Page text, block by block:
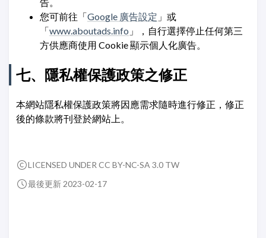
您可前往「Google 廣告設定 」或
「www.aboutads.info 」，自行選擇停止任何第三
方供應商使用 Cookie 顯示個人化廣告。
七、隱私權保護政策之修正
本網站隱私權保護政策將因應需求隨時進行修正，修正
後的條款將刊登於網站上。
LICENSED UNDER CC BY-NC-SA 3.0 TW
最後更新 2023-02-17